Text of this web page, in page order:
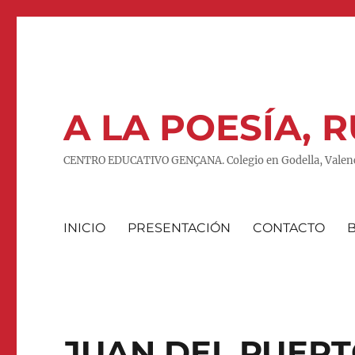
A LA POESÍA,
CENTRO EDUCATIVO GENÇANA. Colegio en Godella,
INICIO PRESENTACIÓN CONTACTO